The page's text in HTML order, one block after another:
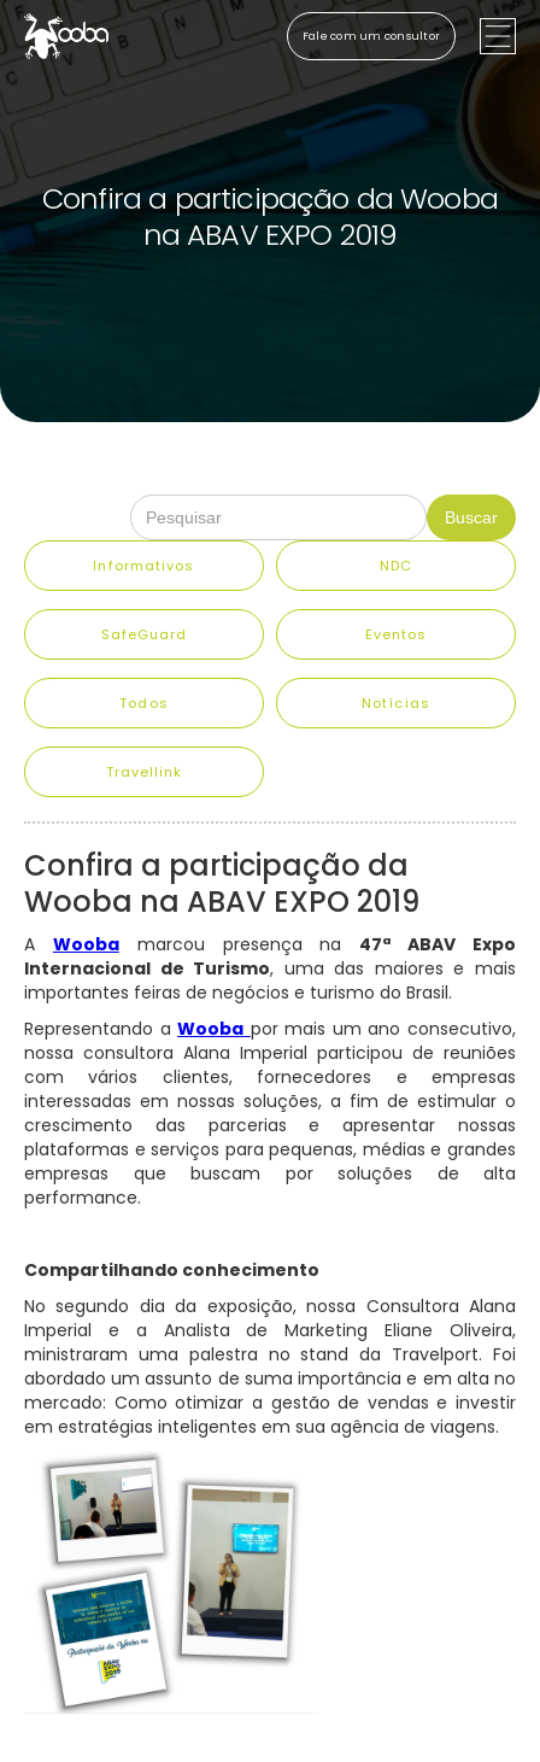
Fale com um consultor
Confira a participação da Wooba
na ABAV EXPO 2019
NDC
SafeGuard
Informativos
Eventos
Todos Notícias
Travellink
Confira a participação da
Wooba na ABAV EXPO 2019
A Woobamarcou presença na 47ª ABAV Expo
Internacional de Turismo, uma das maiores e mais
importantes feiras de negócios e turismo do Brasil.
Representando aWooba por mais um ano consecutivo,
nossa consultora Alana Imperial participou de reuniões
com vários clientes, fornecedores e empresas
interessadas em nossas soluções, a fim de estimular o
crescimento das parcerias e apresentar nossas
plataformas e serviços para pequenas, médias e grandes
empresas que buscam por soluções de alta
performance.
Compartilhando conhecimento
No segundo dia da exposição, nossa Consultora Alana
Imperial e a Analista de Marketing Eliane Oliveira,
ministraram uma palestra no stand da Travelport. Foi
abordado um assunto de suma importância e em alta no
mercado: Como otimizar a gestão de vendas e investir
em estratégias inteligentes em sua agência de viagens.